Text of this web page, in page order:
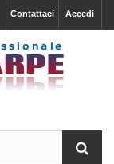
Accedi
Contattaci